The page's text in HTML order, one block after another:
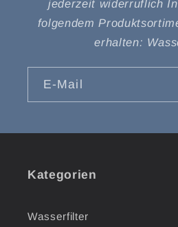
jederzeit widerruflich
folgendem
erhalten:
E-Mail
Kategorien
Wasserfilter